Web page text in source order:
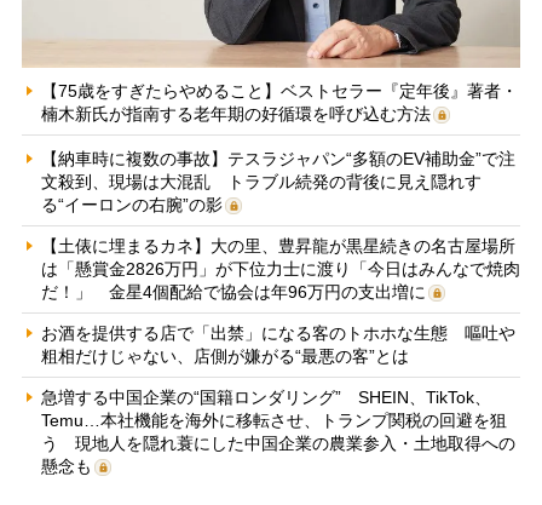
【75歳をすぎたらやめること】ベストセラー『定年後』著者・
楠木新氏が指南する老年期の好循環を呼び込む方法
【納車時に複数の事故】テスラジャパン“多額のEV補助金”で注
文殺到、現場は大混乱 トラブル続発の背後に見え隠れす
る“イーロンの右腕”の影
【土俵に埋まるカネ】大の里、豊昇龍が黒星続きの名古屋場所
は「懸賞金2826万円」が下位力士に渡り「今日はみんなで焼肉
だ！」 金星4個配給で協会は年96万円の支出増に
お酒を提供する店で「出禁」になる客のトホホな生態 嘔吐や
粗相だけじゃない、店側が嫌がる“最悪の客”とは
急増する中国企業の“国籍ロンダリング” SHEIN、TikTok、
Temu…本社機能を海外に移転させ、トランプ関税の回避を狙
う 現地人を隠れ蓑にした中国企業の農業参入・土地取得への
懸念も